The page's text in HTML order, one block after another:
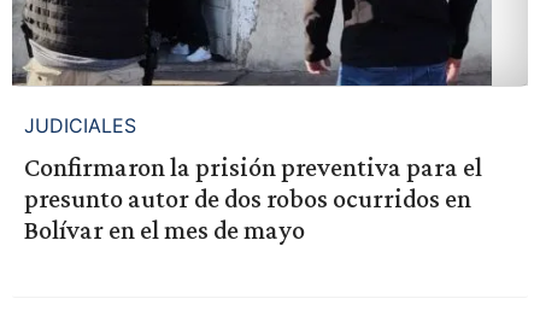
JUDICIALES
Confirmaron la prisión preventiva para el
presunto autor de dos robos ocurridos en
Bolívar en el mes de mayo